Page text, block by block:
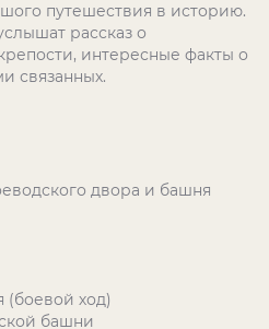
путешествия в историю.
рассказ о
интересные факты о
связанных.
двора и башня
(боевой ход)
башни